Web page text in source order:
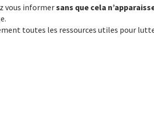
vous informersans que cela
toutes les ressources utiles pour